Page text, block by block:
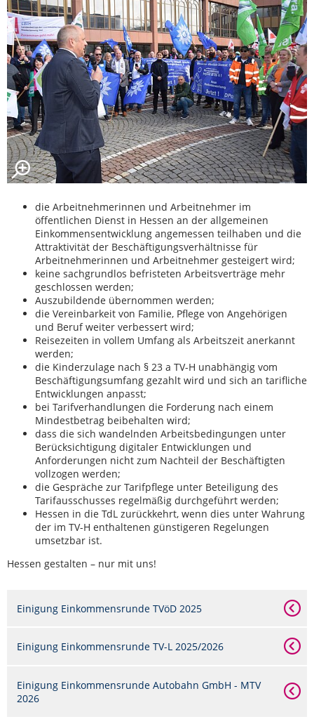
die Arbeitnehmerinnen und Arbeitnehmer im
öffentlichen Dienst in Hessen an der allgemeinen
Einkommensentwicklung angemessen teilhaben und die
Attraktivität der Beschäftigungsverhältnisse für
Arbeitnehmerinnen und Arbeitnehmer gesteigert wird;
keine sachgrundlos befristeten Arbeitsverträge mehr
geschlossen werden;
Auszubildende übernommen werden;
die Vereinbarkeit von Familie, Pflege von Angehörigen
und Beruf weiter verbessert wird;
Reisezeiten in vollem Umfang als Arbeitszeit anerkannt
werden;
die Kinderzulage nach § 23 a TV-H unabhängig vom
Beschäftigungsumfang gezahlt wird und sich an tarifliche
Entwicklungen anpasst;
bei Tarifverhandlungen die Forderung nach einem
Mindestbetrag beibehalten wird;
dass die sich wandelnden Arbeitsbedingungen unter
Berücksichtigung digitaler Entwicklungen und
Anforderungen nicht zum Nachteil der Beschäftigten
vollzogen werden;
die Gespräche zur Tarifpflege unter Beteiligung des
Tarifausschusses regelmäßig durchgeführt werden;
Hessen in die TdL zurückkehrt, wenn dies unter Wahrung
der im TV-H enthaltenen günstigeren Regelungen
umsetzbar ist.
Hessen gestalten – nur mit uns!
Einigung Einkommensrunde TVöD 2025
Einigung Einkommensrunde TV-L 2025/2026
Einigung Einkommensrunde Autobahn GmbH - MTV
2026